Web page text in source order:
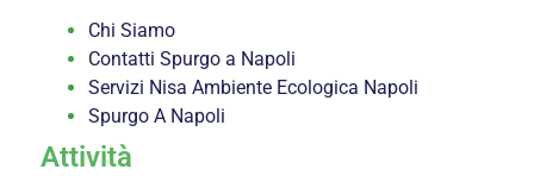
Chi Siamo
Contatti Spurgo a Napoli
Servizi Nisa Ambiente Ecologica Napoli
Spurgo A Napoli
Attività